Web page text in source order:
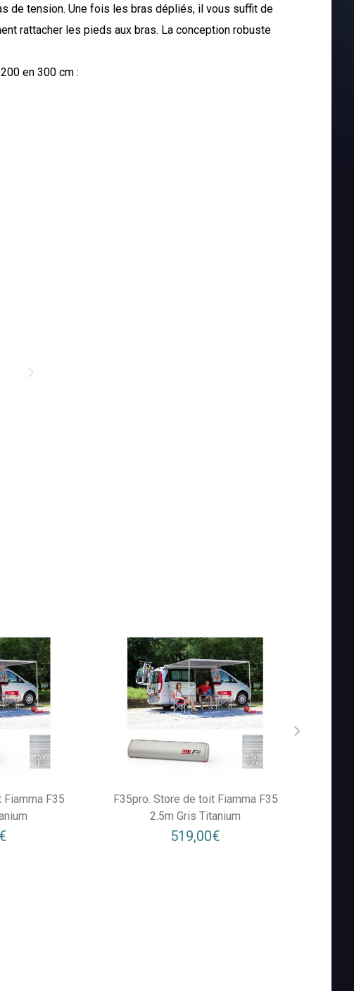
de tension. Une fois les bras dépliés, il vous suffit de
rattacher les pieds aux bras. La conception robuste
en 300 cm :
F35
F35pro. Store de toit Fiamma F35
2.5m Gris Titanium
519,00€